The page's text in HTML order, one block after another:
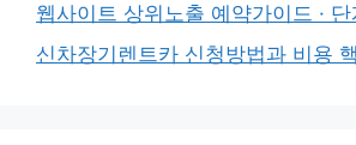
웹사이트 상위노출 예약가이드 ·
신차장기렌트카 신청방법과 비용